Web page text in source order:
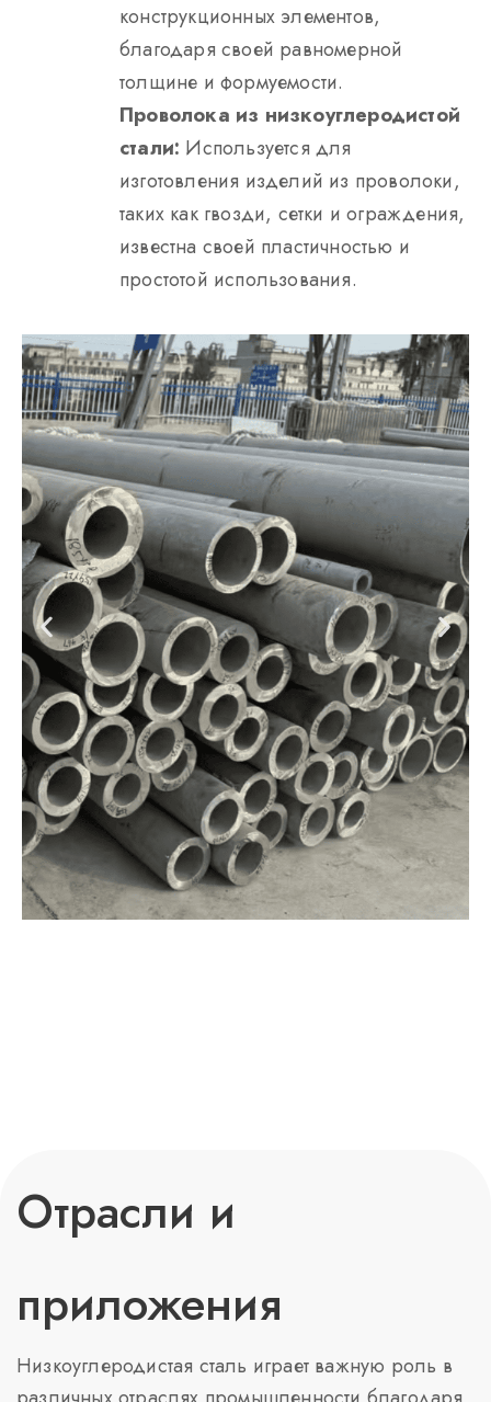
конструкционных элементов,
благодаря своей равномерной
толщине и формуемости.
Проволока из низкоуглеродистой
стали: Используется для
изготовления изделий из проволоки,
таких как гвозди, сетки и ограждения,
известна своей пластичностью и
простотой использования.
Отрасли и
приложения
Низкоуглеродистая сталь играет важную роль в